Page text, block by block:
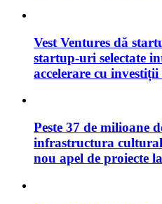
Vest Ventures dă
startup-uri selectate
accelerare cu
Peste 37 de milioane
infrastructura
nou apel de proiecte